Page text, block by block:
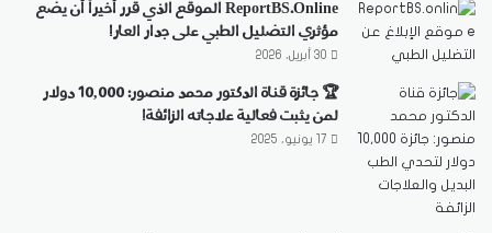
ReportBS.Online الموقع الذي قرر أخيراً أن يضع
مؤثري التضليل الطبي على جدار العار!
30 أبريل، 2026
🏆 جائزة قناة الدكتور محمد منصور: 10,000 دولار
لمن يثبت فعالية علاجاته الزائفة!
17 يونيو، 2025